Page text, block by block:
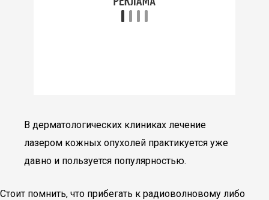
В дерматологических клиниках лечение
лазером кожных опухолей практикуется уже
давно и пользуется популярностью.
Стоит помнить, что прибегать к радиоволновому либо